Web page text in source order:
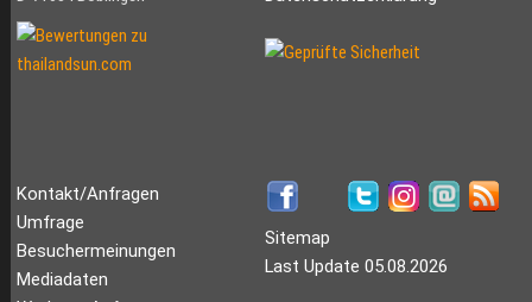
Kontakt/Anfragen
Umfrage
Besuchermeinungen
Mediadaten
Sitemap
Last Update 05.08.2026